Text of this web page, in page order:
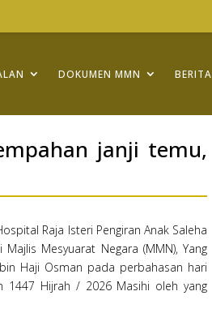
DOKUMEN MMN BERITA
janji temu,
Raja Isteri Pengiran Anak Saleha
Mesyuarat Negara (MMN), Yang
Haji Osman pada perbahasan hari
1447 Hijrah / 2026 Masihi oleh yang